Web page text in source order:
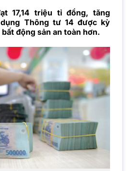
17,14 triệu tỉ đồng, tăng
dụng Thông tư 14 được kỳ
động sản an toàn hơn.